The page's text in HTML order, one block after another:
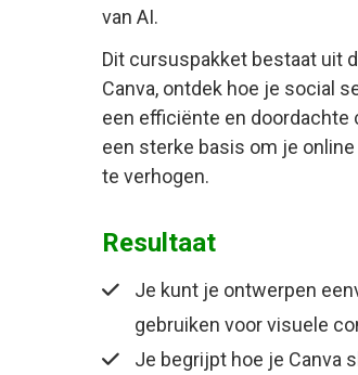
van AI.
Dit cursuspakket bestaat uit
Canva, ontdek hoe je social
een efficiënte en
een sterke basis om je
te verhogen.
Resultaat
Je kunt je ontwerpen
gebruiken voor visuele
Je begrijpt hoe je Canva